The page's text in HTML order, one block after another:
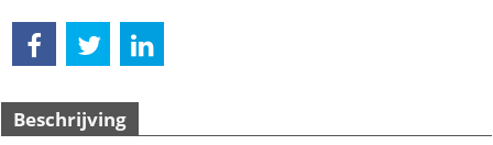
Beschrijving